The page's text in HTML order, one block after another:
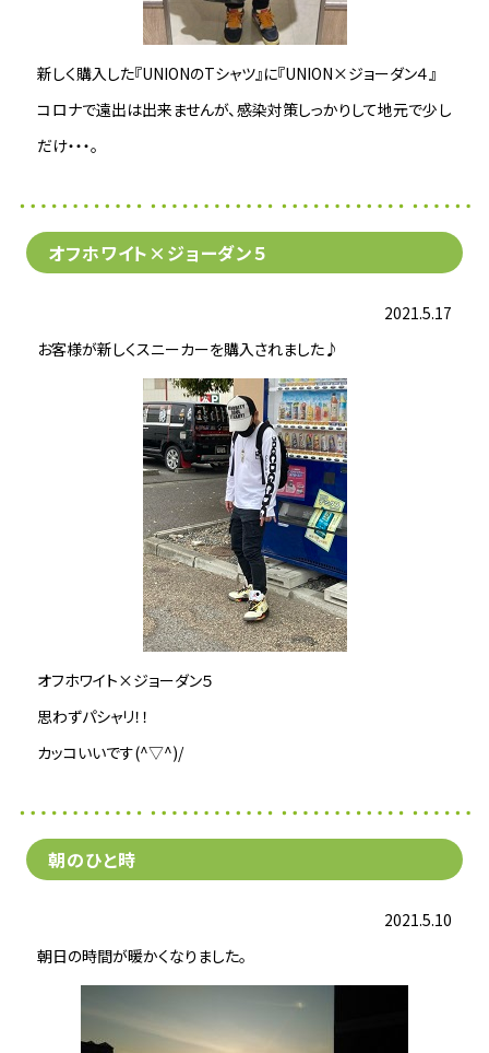
新しく購入した『UNIONのTシャツ』に『UNION×ジョーダン４』
コロナで遠出は出来ませんが、感染対策しっかりして地元で少し
だけ・・・。
オフホワイト×ジョーダン５
2021.5.17
お客様が新しくスニーカーを購入されました♪
オフホワイト×ジョーダン５
思わずパシャリ！！
カッコいいです(^▽^)/
朝のひと時
2021.5.10
朝日の時間が暖かくなりました。